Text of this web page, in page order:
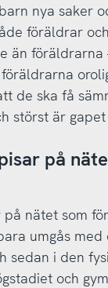
nya saker
föräldrar
än
de ska få
störst är
på
på nätet som
umgås
sedan i den
och